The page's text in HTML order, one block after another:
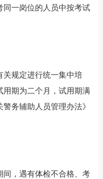
同一岗位的人员中按考试
关规定进行统一集中培
用期为二个月，试用期满
务辅助人员管理办法》
间，遇有体检不合格、考